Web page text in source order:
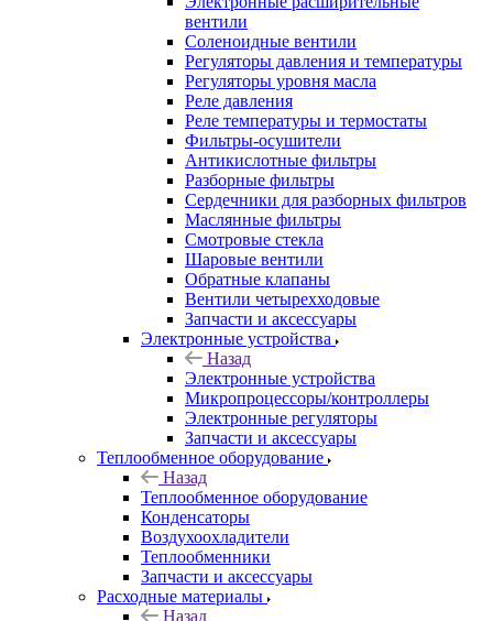
вентили
Соленоидные вентили
Регуляторы давления и температуры
Регуляторы уровня масла
Реле давления
Реле температуры и термостаты
Фильтры-осушители
Антикислотные фильтры
Разборные фильтры
Сердечники для разборных фильтров
Маслянные фильтры
Смотровые стекла
Шаровые вентили
Обратные клапаны
Вентили четырехходовые
Запчасти и аксессуары
Электронные устройства
Назад
Электронные устройства
Микропроцессоры/контроллеры
Электронные регуляторы
Запчасти и аксессуары
Теплообменное оборудование
Назад
Теплообменное оборудование
Конденсаторы
Воздухоохладители
Теплообменники
Запчасти и аксессуары
Расходные материалы
Назад